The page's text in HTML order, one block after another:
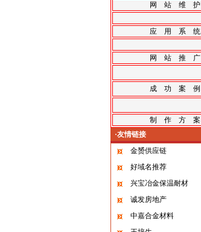
网 站 维 护
应 用 系 统
网 站 推 广
成 功 案 例
制 作 方 案
·友情链接
金赟供应链
好域名推荐
兴宝冶金保温耐材
诚发房地产
中嘉合金材料